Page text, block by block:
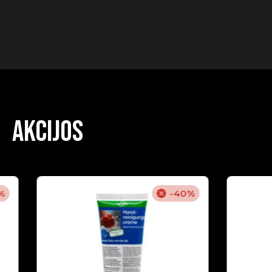
Akcijos
-40%